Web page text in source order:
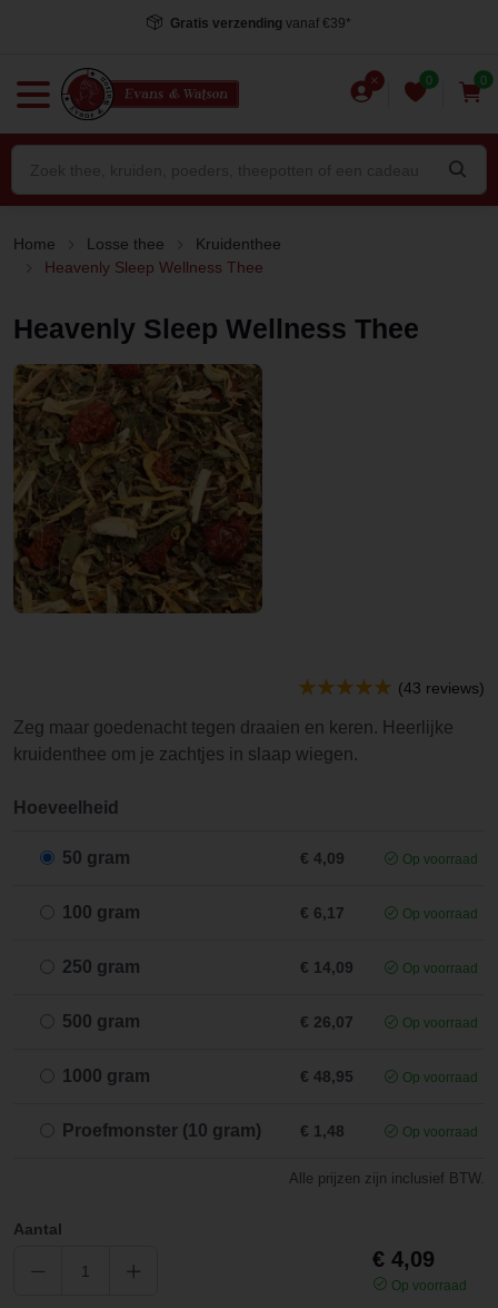
Gratis verzending vanaf €39*
0 0
Home Losse thee
Kruidenthee
Heavenly Sleep Wellness Thee
Heavenly Sleep Wellness Thee
(43 reviews)
Zeg maar goedenacht tegen draaien en keren. Heerlijke
kruidenthee om je zachtjes in slaap wiegen.
Hoeveelheid
50 gram € 4,09 Op voorraad
100 gram € 6,17 Op voorraad
250 gram € 14,09 Op voorraad
500 gram € 26,07 Op voorraad
1000 gram € 48,95 Op voorraad
Proefmonster (10 gram) € 1,48 Op voorraad
Alle prijzen zijn inclusief BTW.
Aantal
€ 4,09
Op voorraad